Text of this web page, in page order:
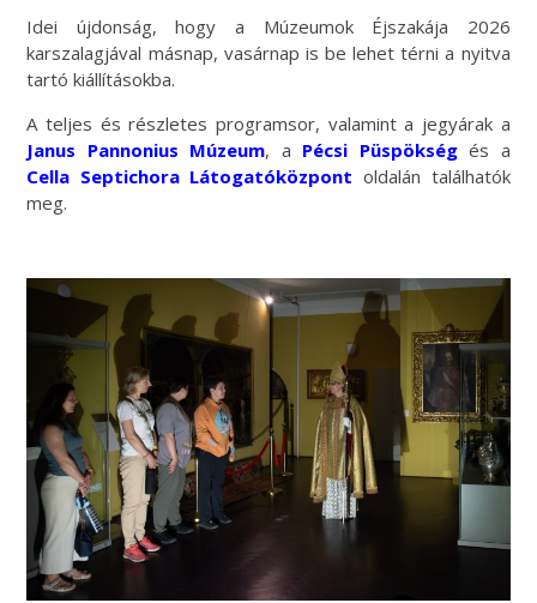
Idei újdonság, hogy a Múzeumok Éjszakája 2026
karszalagjával másnap, vasárnap is be lehet térni a nyitva
tartó kiállításokba.
A teljes és részletes programsor, valamint a jegyárak a
Janus Pannonius Múzeum, a Pécsi Püspökségés a
Cella Septichora Látogatóközpont oldalán találhatók
meg.